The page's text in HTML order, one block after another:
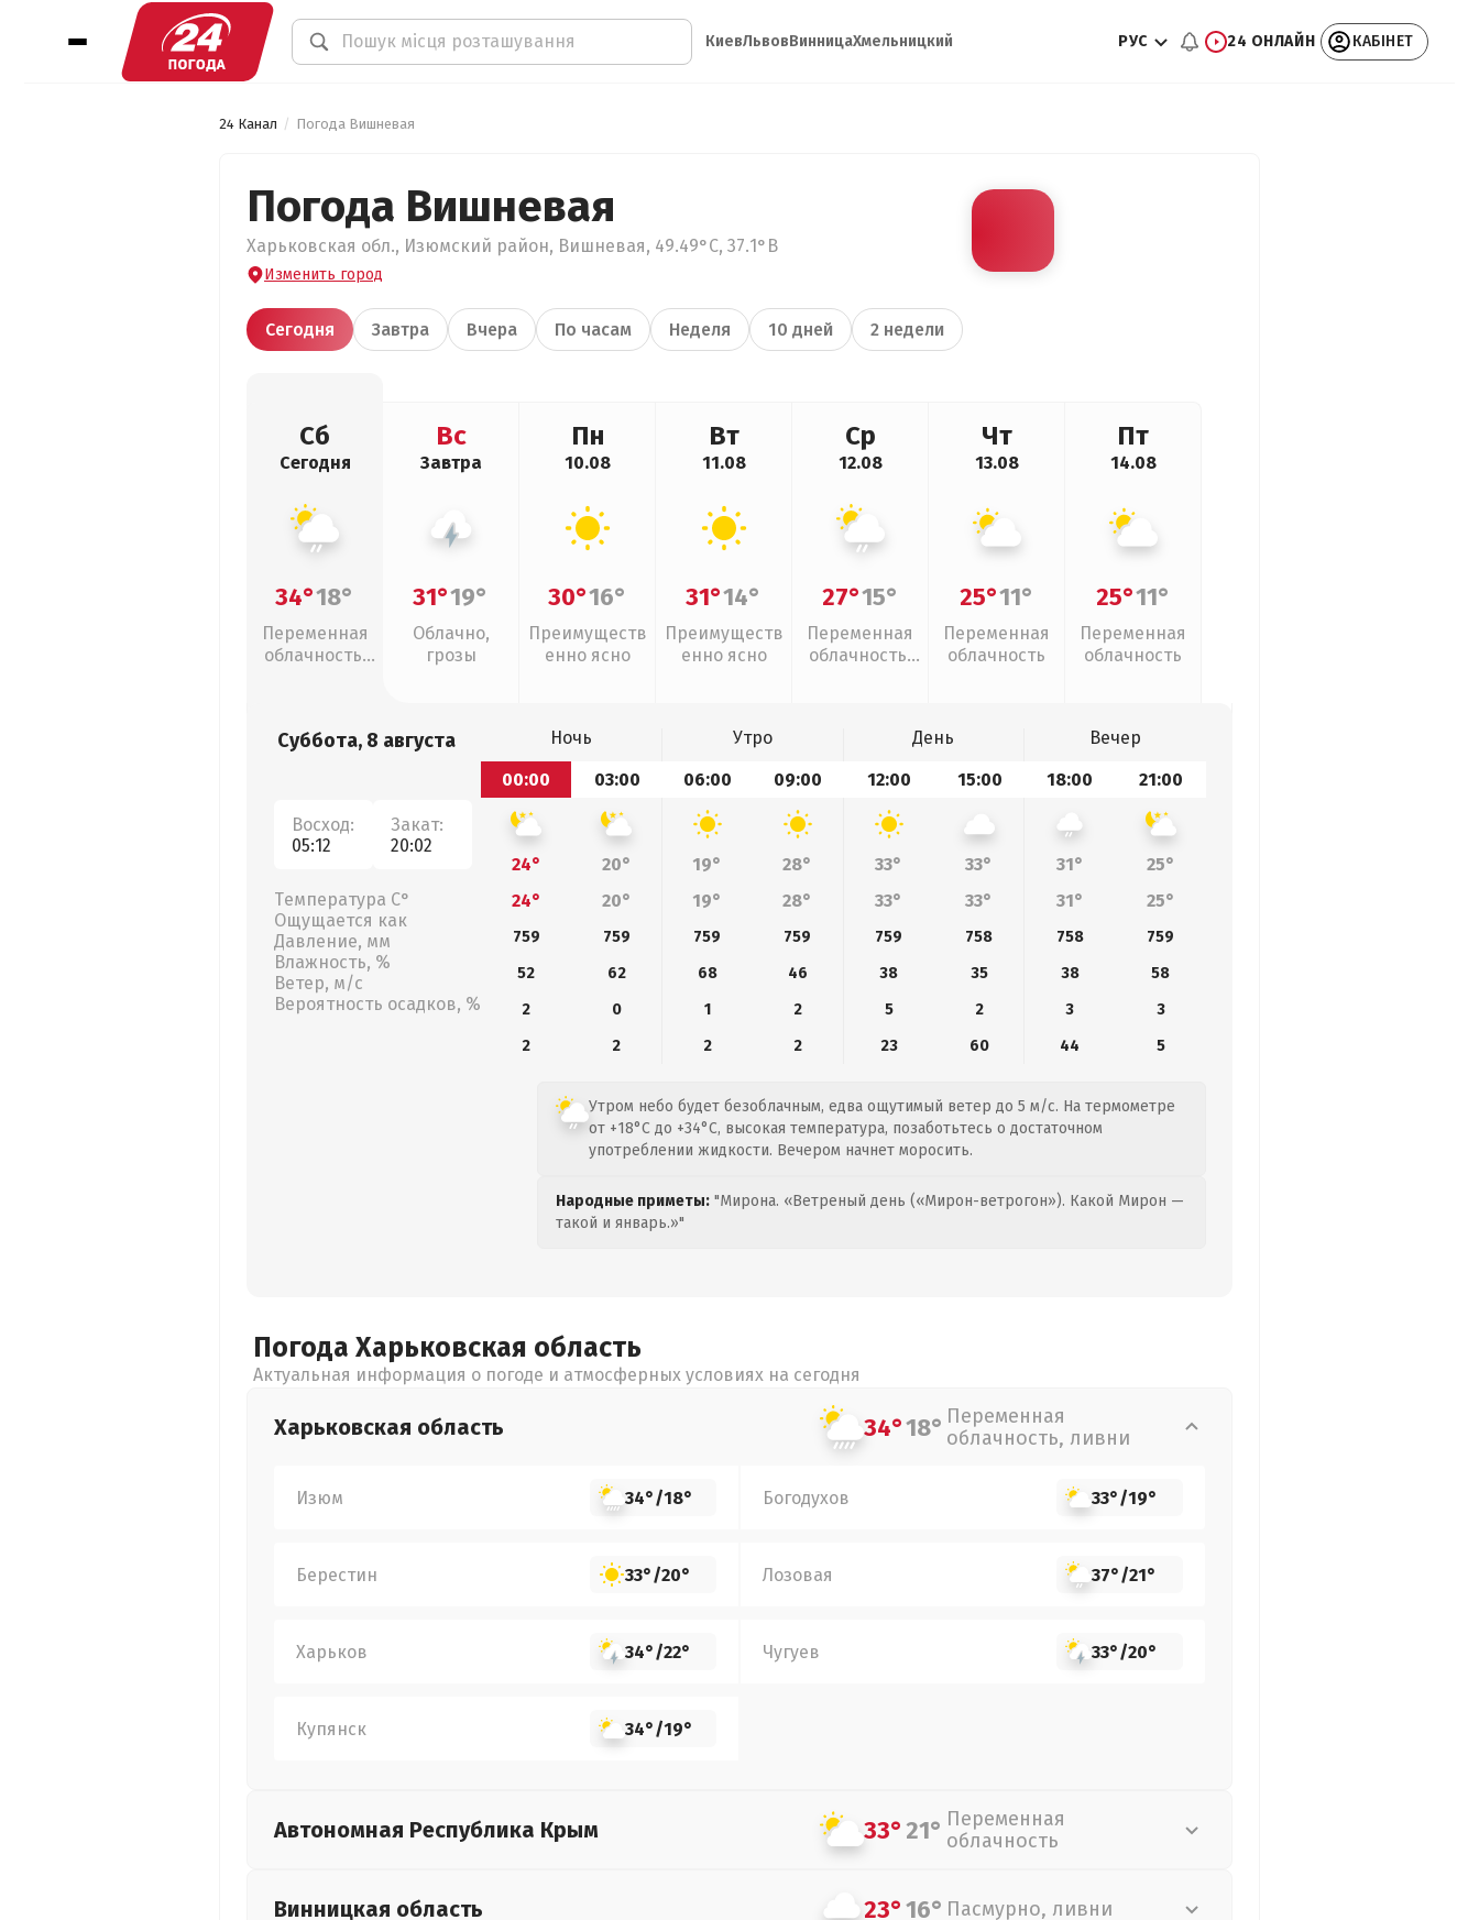
КиевЛьвовВинницаХмельницкий РУС 24 ОНЛАЙН КАБІНЕТ
24 Канал Погода Вишневая
Погода Вишневая
Харьковская обл., Изюмский район, Вишневая, 49.49°С, 37.1°В
Изменить город
Сегодня Завтра Вчера По часам Неделя 10 дней 2 недели
Сб
Сегодня
34°18°
Переменная
облачность,
Вс
Завтра
31°19°
Облачно,
грозы
Пн
10.08
30°16°
Преимуществ
енно ясно
Вт
11.08
31°14°
Преимуществ
енно ясно
Ср
12.08
27°15°
Переменная
облачность,
Чт
13.08
25°11°
Переменная
облачность
Пт
14.08
25°11°
Переменная
облачность
Суббота, 8 августа
Восход:
05:12
Закат:
20:02
Температура С°
Ощущается как
Давление, мм
Влажность, %
Ветер, м/с
Вероятность осадков, %
Ночь Утро День
Вечер
00:00
03:00 06:00 09:00 12:00 15:00 18:00 21:00
24° 20° 19° 28° 33° 33° 31°
25°
24°
20° 19° 28° 33° 33° 31° 25°
759 759 759 759 759 758 758
759
52
62 68 46 38 35 38
58
2
0 1 2 5 2 3
3
2
2 2 2 23 60 44 5
Утром небо будет безоблачным, едва ощутимый ветер до 5 м/с. На термометре
от +18°C до +34°C, высокая температура, позаботьтесь о достаточном
употреблении жидкости. Вечером начнет моросить.
Народные приметы: "Мирона. «Ветреный день («Мирон-ветрогон»). Какой Мирон —
такой и январь.»"
Погода Харьковская область
Актуальная информация о погоде и атмосферных условиях на сегодня
Харьковская область 34°18° Переменная
облачность, ливни
Изюм 34°/18° Богодухов 33°/19°
Берестин 33°/20° Лозовая 37°/21°
Харьков 34°/22° Чугуев 33°/20°
Купянск 34°/19°
Автономная Республика Крым 33°21° Переменная
облачность
Винницкая область 23°16° Пасмурно, ливни